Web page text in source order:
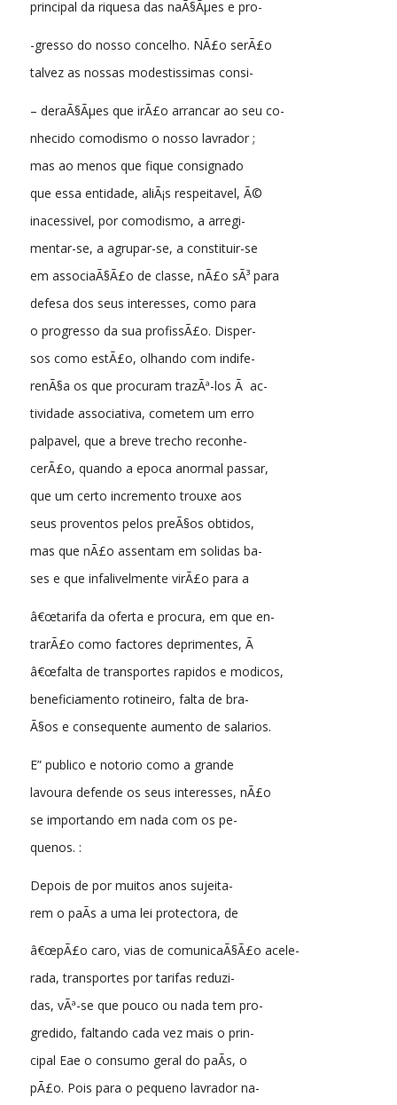
principal da riquesa das naÃ§Ãµes e pro-
-gresso do nosso concelho. NÃ£o serÃ£o
talvez as nossas modestissimas consi-
– deraÃ§Ãµes que irÃ£o arrancar ao seu co-
nhecido comodismo o nosso lavrador ;
mas ao menos que fique consignado
que essa entidade, aliÃ¡s respeitavel, Ã©
inacessivel, por comodismo, a arregi-
mentar-se, a agrupar-se, a constituir-se
em associaÃ§Ã£o de classe, nÃ£o sÃ³ para
defesa dos seus interesses, como para
o progresso da sua profissÃ£o. Disper-
sos como estÃ£o, olhando com indife-
renÃ§a os que procuram trazÃª-los Ã ac-
tividade associativa, cometem um erro
palpavel, que a breve trecho reconhe-
cerÃ£o, quando a epoca anormal passar,
que um certo incremento trouxe aos
seus proventos pelos preÃ§os obtidos,
mas que nÃ£o assentam em solidas ba-
ses e que infalivelmente virÃ£o para a
â€œtarifa da oferta e procura, em que en-
trarÃ£o como factores deprimentes, Ã
â€œfalta de transportes rapidos e modicos,
beneficiamento rotineiro, falta de bra-
Ã§os e consequente aumento de salarios.
E” publico e notorio como a grande
lavoura defende os seus interesses, nÃ£o
se importando em nada com os pe-
quenos. :
Depois de por muitos anos sujeita-
rem o paÃ­s a uma lei protectora, de
â€œpÃ£o caro, vias de comunicaÃ§Ã£o acele-
rada, transportes por tarifas reduzi-
das, vÃª-se que pouco ou nada tem pro-
gredido, faltando cada vez mais o prin-
cipal Eae o consumo geral do paÃ­s, o
pÃ£o. Pois para o pequeno lavrador na-